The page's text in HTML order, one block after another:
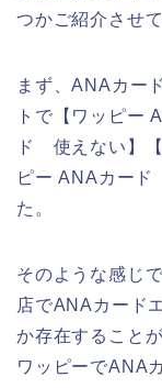
つかご紹介させ
まず、ANAカー
トで【ワッピー
ド 使えない】
ピー ANAカー
た。
そのような感じ
店でANAカード
か存在すること
ワッピーでANA